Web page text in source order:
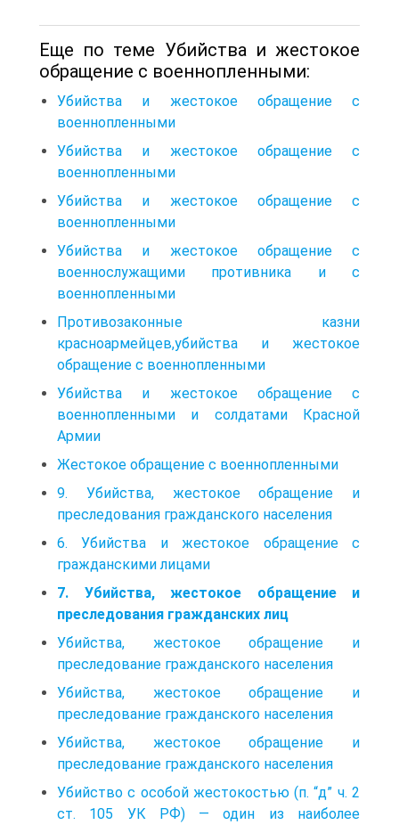
Еще по теме Убийства и жестокое
обращение с военнопленными:
Убийства и жестокое обращение с
военнопленными
Убийства и жестокое обращение с
военнопленными
Убийства и жестокое обращение с
военнопленными
Убийства и жестокое обращение с
военнослужащими противника и с
военнопленными
Противозаконные казни
красноармейцев,убийства и жестокое
обращение с военнопленными
Убийства и жестокое обращение с
военнопленными и солдатами Красной
Армии
Жестокое обращение с военнопленными
9. Убийства, жестокое обращение и
преследования гражданского населения
6. Убийства и жестокое обращение с
гражданскими лицами
7. Убийства, жестокое обращение и
преследования гражданских лиц
Убийства, жестокое обращение и
преследование гражданского населения
Убийства, жестокое обращение и
преследование гражданского населения
Убийства, жестокое обращение и
преследование гражданского населения
Убийство с особой жестокостью (п. “д” ч. 2
ст. 105 УК РФ) — один из наиболее